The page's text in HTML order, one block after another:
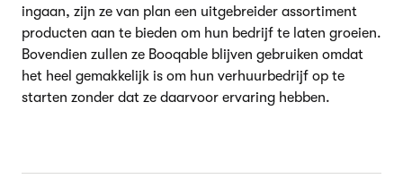
ingaan, zijn ze van plan een uitgebreider assortiment
producten aan te bieden om hun bedrijf te laten groeien.
Bovendien zullen ze Booqable blijven gebruiken omdat
het heel gemakkelijk is om hun verhuurbedrijf op te
starten zonder dat ze daarvoor ervaring hebben.